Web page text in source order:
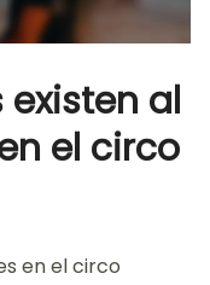
al
el circo
en el circo